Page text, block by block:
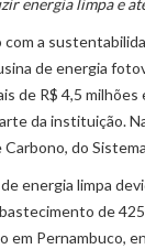
energia limpa e
a
de energia
de R$ 4,5
da instituição.
do
energia limpa
de
Pernambuco,